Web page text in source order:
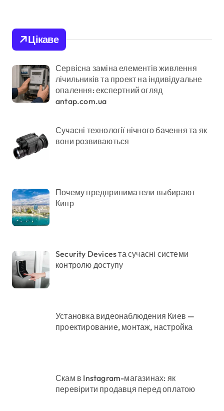
Цікаве
Сервісна заміна елементів живлення
лічильників та проект на індивідуальне
опалення: експертний огляд
antap.com.ua
Сучасні технології нічного бачення та як
вони розвиваються
Почему предприниматели выбирают
Кипр
Security Devices та сучасні системи
контролю доступу
Установка видеонаблюдения Киев —
проектирование, монтаж, настройка
Скам в Instagram-магазинах: як
перевірити продавця перед оплатою